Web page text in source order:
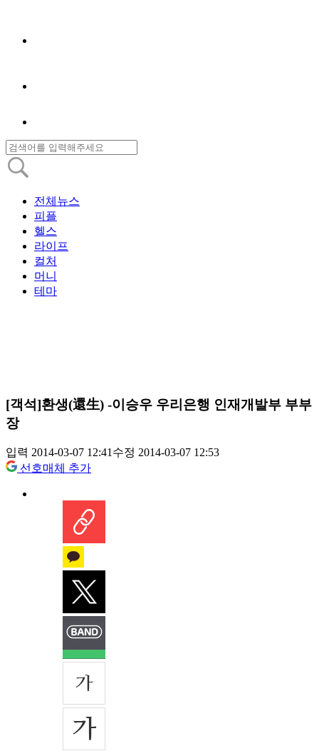
전체뉴스
피플
헬스
라이프
컬처
머니
테마
[객석]환생(還生) -이승우 우리은행 인재개발부 부부
장
입력 2014-03-07 12:41수정 2014-03-07 12:53
선호매체 추가